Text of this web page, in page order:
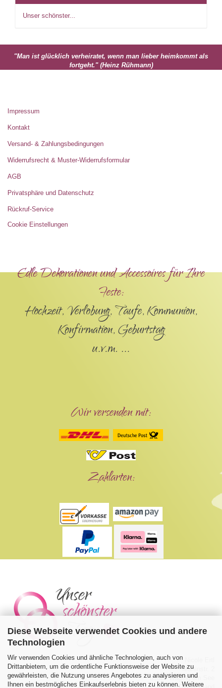
Diese Webseite verwendet Cookies und andere
Technologien
Wir verwenden Cookies und ähnliche Technologien, auch von
Drittanbietern, um die ordentliche Funktionsweise der Website zu
gewährleisten, die Nutzung unseres Angebotes zu analysieren und
Ihnen ein bestmögliches Einkaufserlebnis bieten zu können. Weitere
Unser schönster...
"Man ist glücklich verheiratet, wenn man lieber heimkommt als
fortgeht." (Heinz Rühmann)
Impressum
Kontakt
Versand- & Zahlungsbedingungen
Widerrufsrecht & Muster-Widerrufsformular
AGB
Privatsphäre und Datenschutz
Rückruf-Service
Cookie Einstellungen
Edle Dekorationen und Accessoires für Ihre
Feste:
Hochzeit, Verlobung, Taufe, Kommunion,
Konfirmation, Geburtstag
u.v.m. ...
Wir versenden mit:
Zahlarten:
Martinstr. 2
83329 Waging am See